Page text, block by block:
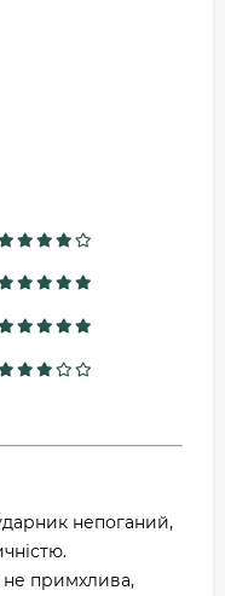
непоганий,
не примхлива,